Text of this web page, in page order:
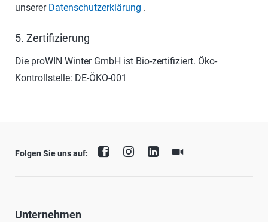
unserer Datenschutzerklärung .
5. Zertifizierung
Die proWIN Winter GmbH ist Bio-zertifiziert. Öko-
Kontrollstelle: DE-ÖKO-001
Folgen Sie uns auf:
Unternehmen